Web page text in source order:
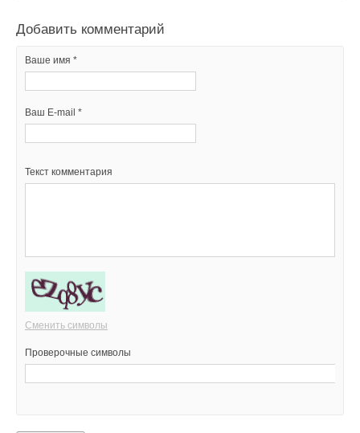
Добавить комментарий
Ваше имя *
Ваш E-mail *
Текст комментария
Сменить символы
Проверочные символы